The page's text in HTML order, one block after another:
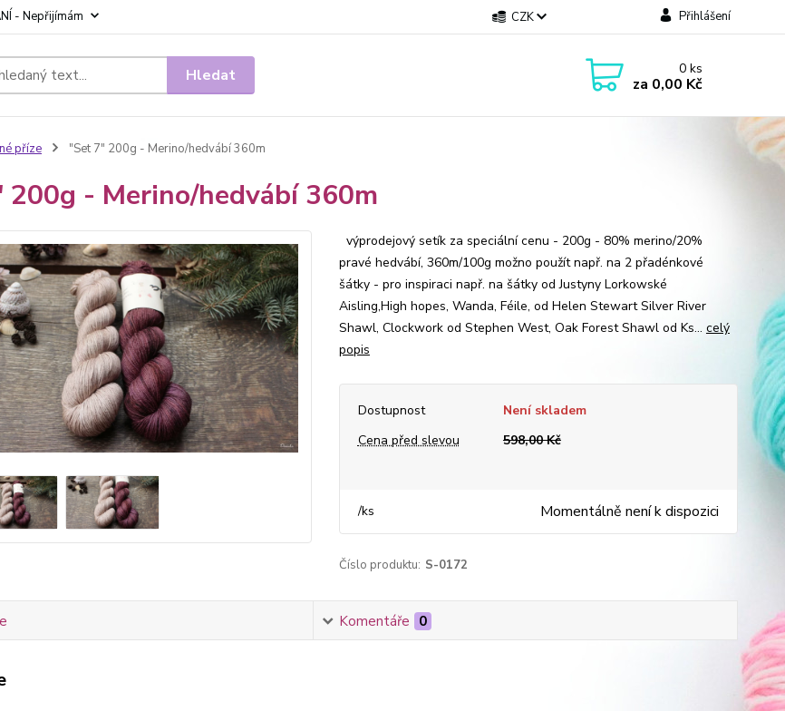
- Nepřijímám CZK Přihlášení
Hledat 0ks
za 0,00 Kč
příze "Set 7" 200g - Merino/hedvábí 360m
200g - Merino/hedvábí 360m
výprodejový setík za speciální cenu - 200g - 80% merino/20%
pravé hedvábí, 360m/100g možno použít např. na 2 přadénkové
šátky - pro inspiraci např. na šátky od Justyny Lorkowské
Aisling,High hopes, Wanda, Féile, od Helen Stewart Silver River
Shawl, Clockwork od Stephen West, Oak Forest Shawl od Ks... celý
popis
Dostupnost
Není skladem
Cena před slevou
598,00 Kč
/ks Momentálně není k dispozici
Číslo produktu: S-0172
Komentáře 0